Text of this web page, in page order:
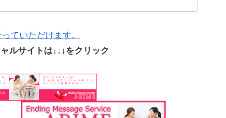
ていただけます。
ルサイトは↓↓↓をクリック